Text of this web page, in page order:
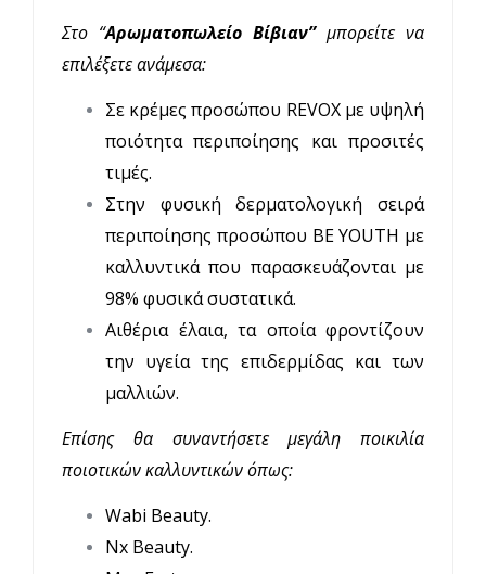
Στο “Αρωματοπωλείο Βίβιαν”μπορείτε να
επιλέξετε ανάμεσα:
Σε κρέμες προσώπου REVOX με υψηλή
ποιότητα περιποίησης και προσιτές
τιμές.
Στην φυσική δερματολογική σειρά
περιποίησης προσώπου BE YOUTH με
καλλυντικά που παρασκευάζονται με
98% φυσικά συστατικά.
Αιθέρια έλαια, τα οποία φροντίζουν
την υγεία της επιδερμίδας και των
μαλλιών.
Επίσης θα συναντήσετε μεγάλη ποικιλία
ποιοτικών καλλυντικών όπως:
Wabi Beauty.
Nx Beauty.